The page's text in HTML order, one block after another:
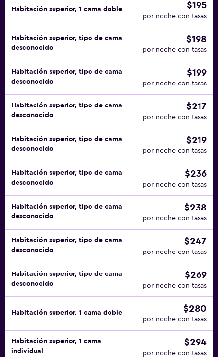
Habitación superior, 1 cama doble $195
por noche con tasas
Habitación superior, tipo de cama
desconocido
$198
por noche con tasas
Habitación superior, tipo de cama
desconocido
$199
por noche con tasas
Habitación superior, tipo de cama
desconocido
$217
por noche con tasas
Habitación superior, tipo de cama
desconocido
$219
por noche con tasas
Habitación superior, tipo de cama
desconocido
$236
por noche con tasas
Habitación superior, tipo de cama
desconocido
$238
por noche con tasas
Habitación superior, tipo de cama
desconocido
$247
por noche con tasas
Habitación superior, tipo de cama
desconocido
$269
por noche con tasas
Habitación superior, 1 cama doble $280
por noche con tasas
Habitación superior, 1 cama
individual
$294
por noche con tasas